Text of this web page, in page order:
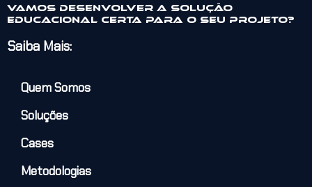
Vamos desenvolver a solução
educacional certa para o seu projeto?
Saiba Mais:
Quem Somos
Soluções
Cases
Metodologias